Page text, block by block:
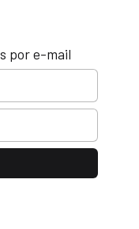
por e-mail